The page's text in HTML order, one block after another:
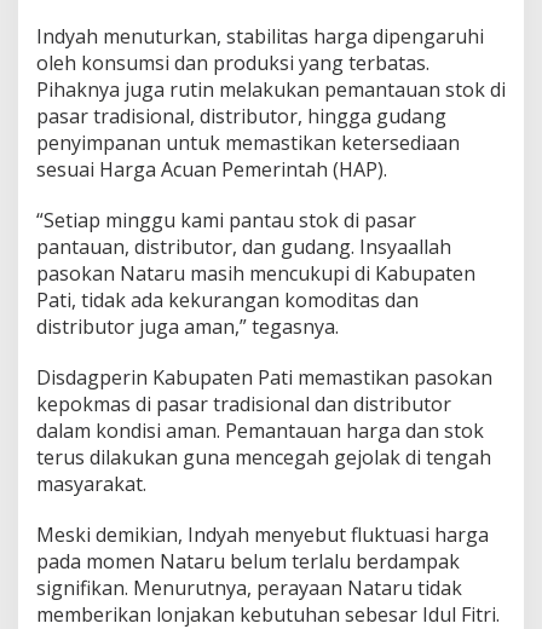
Indyah menuturkan, stabilitas harga dipengaruhi
oleh konsumsi dan produksi yang terbatas.
Pihaknya juga rutin melakukan pemantauan stok di
pasar tradisional, distributor, hingga gudang
penyimpanan untuk memastikan ketersediaan
sesuai Harga Acuan Pemerintah (HAP).
“Setiap minggu kami pantau stok di pasar
pantauan, distributor, dan gudang. Insyaallah
pasokan Nataru masih mencukupi di Kabupaten
Pati, tidak ada kekurangan komoditas dan
distributor juga aman,” tegasnya.
Disdagperin Kabupaten Pati memastikan pasokan
kepokmas di pasar tradisional dan distributor
dalam kondisi aman. Pemantauan harga dan stok
terus dilakukan guna mencegah gejolak di tengah
masyarakat.
Meski demikian, Indyah menyebut fluktuasi harga
pada momen Nataru belum terlalu berdampak
signifikan. Menurutnya, perayaan Nataru tidak
memberikan lonjakan kebutuhan sebesar Idul Fitri.